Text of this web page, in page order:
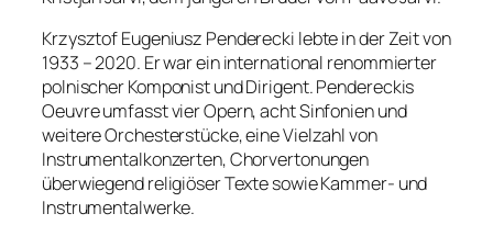
Krzysztof Eugeniusz Penderecki lebte in der Zeit von
1933 – 2020. Er war ein international renommierter
polnischer Komponist und Dirigent. Pendereckis
Oeuvre umfasst vier Opern, acht Sinfonien und
weitere Orchesterstücke, eine Vielzahl von
Instrumentalkonzerten, Chorvertonungen
überwiegend religiöser Texte sowie Kammer- und
Instrumentalwerke.